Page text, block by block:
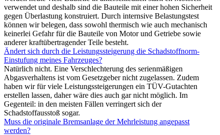
verwendet und deshalb sind die Bauteile mit einer hohen Sicherheit
gegen Überlastung konstruiert. Durch internsive Belastungstest
können wir belegen, dass sowohl thermisch wie auch mechanisch
keinerlei Gefahr für die Bauteile von Motor und Getriebe sowie
anderer kraftübertragender Teile besteht.
Ändert sich durch die Leistungssteigerung die Schadstoffnorm-
Einstufung meines Fahrzeuges?
Natürlich nicht. Eine Verschlechterung des serienmäßigen
Abgasverhaltens ist vom Gesetzgeber nicht zugelassen. Zudem
haben wir für viele Leistungssteigerungen ein TÜV-Gutachten
erstellen lassen, daher wäre dies auch gar nicht möglich. Im
Gegenteil: in den meisten Fällen verringert sich der
Schadstoffausstoß sogar.
Muss die originale Bremsanlage der Mehrleistung angepasst
werden?